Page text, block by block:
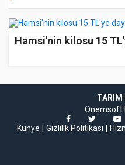
Hamsi'nin kilosu 15
TARIM
Onemsoft
Künye
Gizlilik Politikası